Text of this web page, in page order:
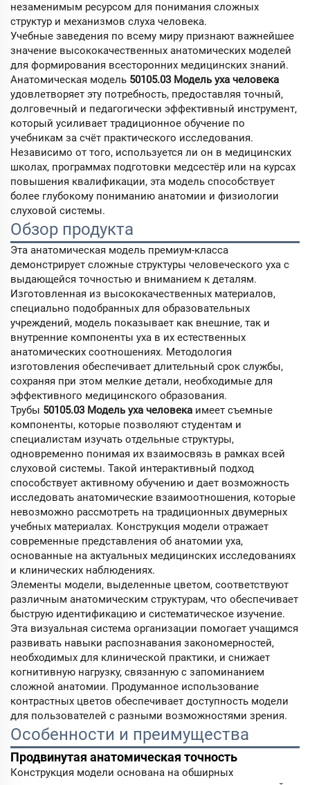
незаменимым ресурсом для понимания сложных
структур и механизмов слуха человека.
Учебные заведения по всему миру признают важнейшее
значение высококачественных анатомических моделей
для формирования всесторонних медицинских знаний.
Анатомическая модель 50105.03 Модель уха человека
удовлетворяет эту потребность, предоставляя точный,
долговечный и педагогически эффективный инструмент,
который усиливает традиционное обучение по
учебникам за счёт практического исследования.
Независимо от того, используется ли он в медицинских
школах, программах подготовки медсестёр или на курсах
повышения квалификации, эта модель способствует
более глубокому пониманию анатомии и физиологии
слуховой системы.
Обзор продукта
Эта анатомическая модель премиум-класса
демонстрирует сложные структуры человеческого уха с
выдающейся точностью и вниманием к деталям.
Изготовленная из высококачественных материалов,
специально подобранных для образовательных
учреждений, модель показывает как внешние, так и
внутренние компоненты уха в их естественных
анатомических соотношениях. Методология
изготовления обеспечивает длительный срок службы,
сохраняя при этом мелкие детали, необходимые для
эффективного медицинского образования.
Трубы 50105.03 Модель уха человека имеет съемные
компоненты, которые позволяют студентам и
специалистам изучать отдельные структуры,
одновременно понимая их взаимосвязь в рамках всей
слуховой системы. Такой интерактивный подход
способствует активному обучению и дает возможность
исследовать анатомические взаимоотношения, которые
невозможно рассмотреть на традиционных двумерных
учебных материалах. Конструкция модели отражает
современные представления об анатомии уха,
основанные на актуальных медицинских исследованиях
и клинических наблюдениях.
Элементы модели, выделенные цветом, соответствуют
различным анатомическим структурам, что обеспечивает
быструю идентификацию и систематическое изучение.
Эта визуальная система организации помогает учащимся
развивать навыки распознавания закономерностей,
необходимых для клинической практики, и снижает
когнитивную нагрузку, связанную с запоминанием
сложной анатомии. Продуманное использование
контрастных цветов обеспечивает доступность модели
для пользователей с разными возможностями зрения.
Особенности и преимущества
Продвинутая анатомическая точность
Конструкция модели основана на обширных